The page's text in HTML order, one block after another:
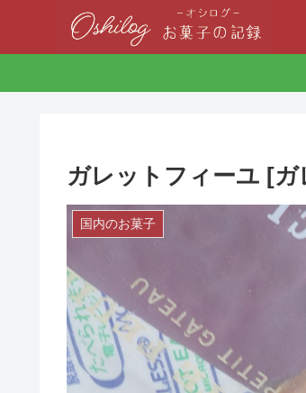
ガレットフィーユ [
国内のお菓子